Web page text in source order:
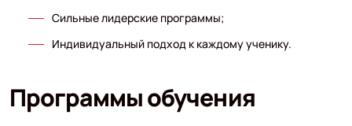
Сильные лидерские программы;
Индивидуальный подход к каждому ученику.
Программы обучения